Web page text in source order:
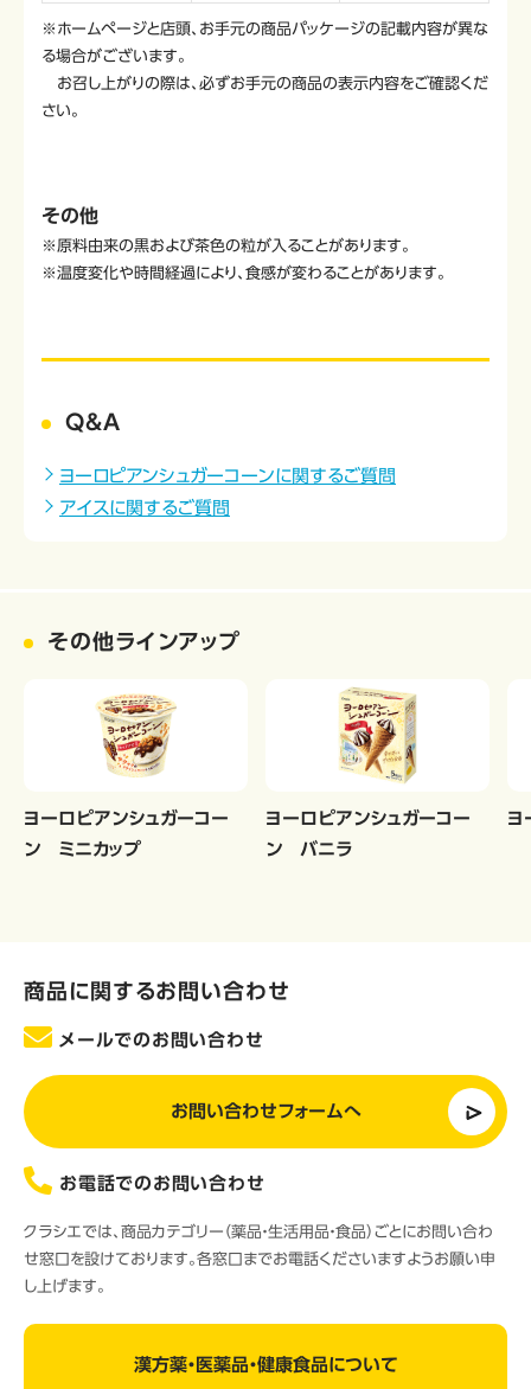
※ホームページと店頭、お手元の商品パッケージの記載内容が異な
る場合がございます。
お召し上がりの際は、必ずお手元の商品の表示内容をご確認くだ
さい。
その他
※原料由来の黒および茶色の粒が入ることがあります。
※温度変化や時間経過により、食感が変わることがあります。
Q&A
ヨーロピアンシュガーコーンに関するご質問
アイスに関するご質問
その他ラインアップ
ヨーロピアンシュガーコー
ン ミニカップ
ヨーロピアンシュガーコー
ン バニラ
ヨ
商品に関するお問い合わせ
メールでのお問い合わせ
お問い合わせフォームへ
お電話でのお問い合わせ
クラシエでは、商品カテゴリー（薬品・生活用品・食品）ごとにお問い合わ
せ窓口を設けております。各窓口までお電話くださいますようお願い申
し上げます。
漢方薬・医薬品・健康食品について